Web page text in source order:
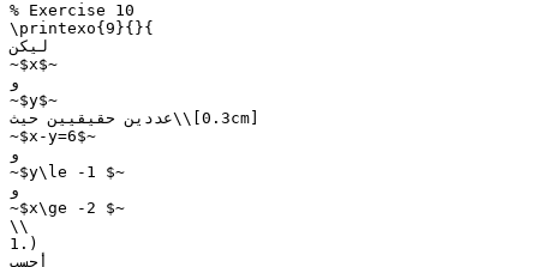
% Exercise 10
\printexo{9}{}{
ليكن
~$x$~
و
~$y$~
عددين حقيقيين حيث\\[0.3cm]
~$x-y=6$~
و
~$y\le -1 $~
و
~$x\ge -2 $~
\\
1.)
أحسب